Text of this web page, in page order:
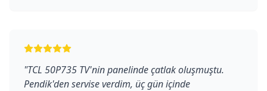
"TCL 50P735 TV'nin panelinde çatlak oluşmuştu.
Pendik'den servise verdim, üç gün içinde